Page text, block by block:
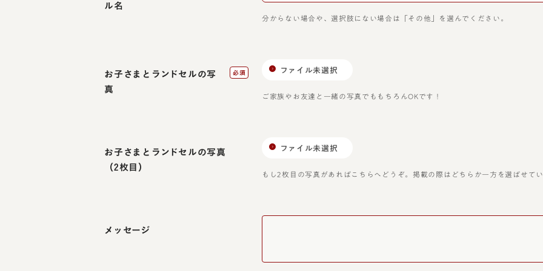
ル名
分からない場合や、選択肢にない場合は「その他」を選んでください。
お子さまとランドセルの写
真
必須 ファイル未選択
ご家族やお友達と一緒の写真でももちろんOKです！
お子さまとランドセルの写真
（2枚目）
ファイル未選択
もし2枚目の写真があればこちらへどうぞ。掲載の際はどちらか一方を選ばせてい
メッセージ